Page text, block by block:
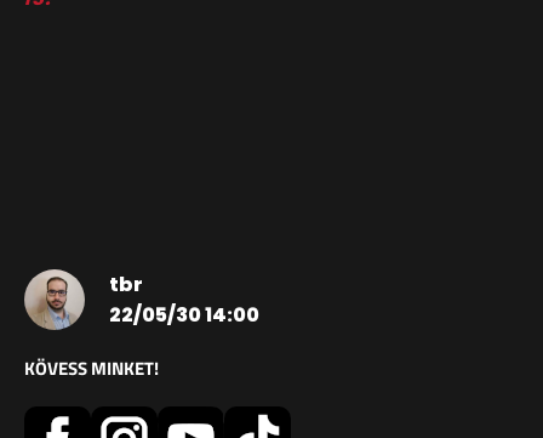
tbr
22/05/30 14:00
KÖVESS MINKET!